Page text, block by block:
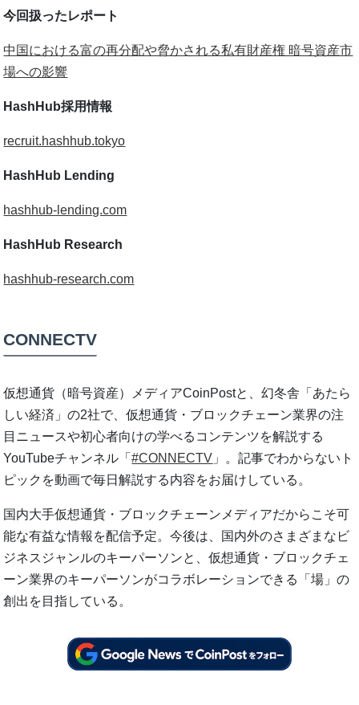
今回扱ったレポート
中国における富の再分配や脅かされる私有財産権 暗号資産市
場への影響
HashHub採用情報
recruit.hashhub.tokyo
HashHub Lending
hashhub-lending.com
HashHub Research
hashhub-research.com
CONNECTV
仮想通貨（暗号資産）メディアCoinPostと、幻冬舎「あたら
しい経済」の2社で、仮想通貨・ブロックチェーン業界の注
目ニュースや初心者向けの学べるコンテンツを解説する
YouTubeチャンネル「#CONNECTV 」。記事でわからないト
ピックを動画で毎日解説する内容をお届けしている。
国内大手仮想通貨・ブロックチェーンメディアだからこそ可
能な有益な情報を配信予定。今後は、国内外のさまざまなビ
ジネスジャンルのキーパーソンと、仮想通貨・ブロックチェ
ーン業界のキーパーソンがコラボレーションできる「場」の
創出を目指している。